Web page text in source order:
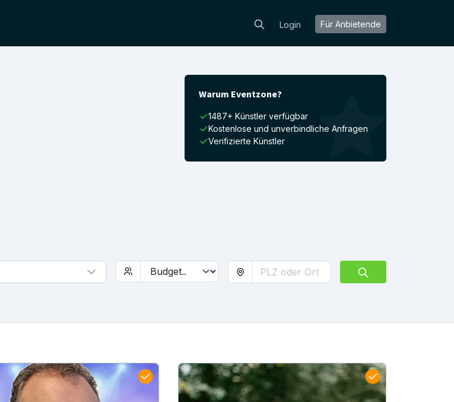
Login Für Anbietende
Warum Eventzone?
1487+ Künstler verfügbar
Kostenlose und unverbindliche Anfragen
Verifizierte Künstler